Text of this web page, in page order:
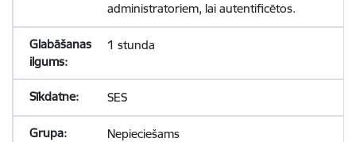
administratoriem, lai autentificētos.
1 stunda
SES
Nepieciešams